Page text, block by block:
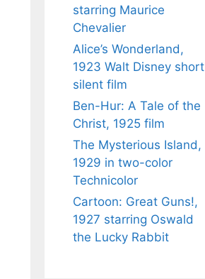
starring Maurice
Chevalier
Alice’s Wonderland,
1923 Walt Disney short
silent film
Ben-Hur: A Tale of the
Christ, 1925 film
The Mysterious Island,
1929 in two-color
Technicolor
Cartoon: Great Guns!,
1927 starring Oswald
the Lucky Rabbit